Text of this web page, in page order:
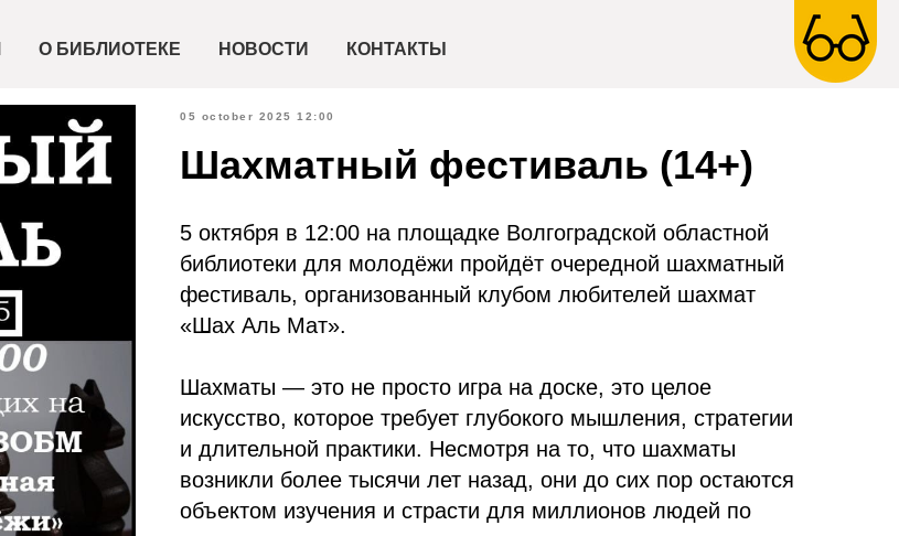
О БИБЛИОТЕКЕ НОВОСТИ КОНТАКТЫ
05 october 2025 12:00
Шахматный фестиваль (14+)
5 октября в 12:00 на площадке Волгоградской областной
библиотеки для молодёжи пройдёт очередной шахматный
фестиваль, организованный клубом любителей шахмат
«Шах Аль Мат».
Шахматы — это не просто игра на доске, это целое
искусство, которое требует глубокого мышления, стратегии
и длительной практики. Несмотря на то, что шахматы
возникли более тысячи лет назад, они до сих пор остаются
объектом изучения и страсти для миллионов людей по